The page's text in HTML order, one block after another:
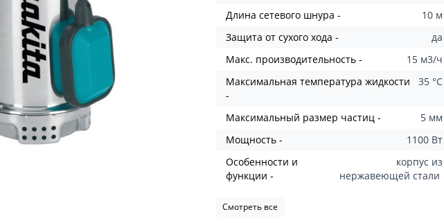
Длина сетевого шнура -
10 м
Защита от сухого хода -
да
Макс. производительность -
15 м3/ч
Максимальная температура жидкости
-
35 °C
Максимальный размер частиц -
5 мм
Мощность -
1100 Вт
Особенности и
функции -
корпус из
нержавеющей стали
Смотреть все